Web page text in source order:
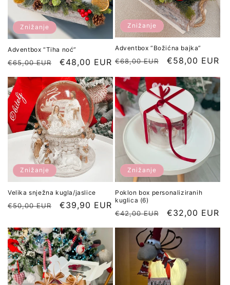
Znižanje
Adventbox “Tiha noć”
Redna
cena
€65,00 EUR
Znižana
cena
€48,00 EUR
Znižanje
Adventbox “Božićna bajka”
Redna
€68,00 EUR
Znižana
€58,00 EUR
Znižanje
Velika snježna kugla/jaslice
Redna
€50,00 EUR
Znižana
€39,90 EUR
Znižanje
Poklon box personaliziranih
kuglica (6)
Redna
cena
€42,00 EUR
Znižana
cena
€32,00 EUR